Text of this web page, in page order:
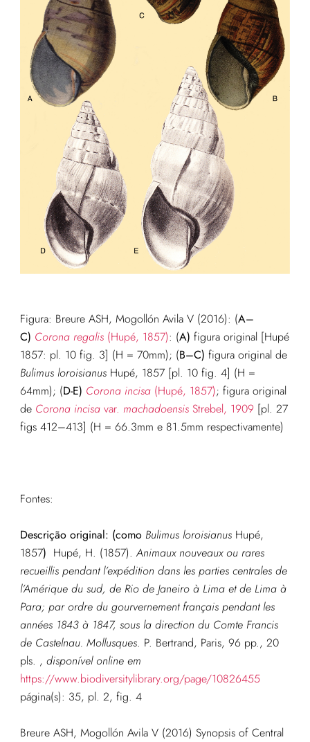
Figura: Breure ASH, Mogollón Avila V (2016): (A–
C) Corona regalis(Hupé, 1857): (A) figura original [Hupé
1857: pl. 10 fig. 3] (H = 70mm); (B–C) figura original de
Bulimus loroisianusHupé, 1857 [pl. 10 fig. 4] (H =
64mm); (D-E) Corona incisa(Hupé, 1857); figura original
de Corona incisavar. machadoensisStrebel, 1909[pl. 27
figs 412–413] (H = 66.3mm e 81.5mm respectivamente)
Fontes:
Descrição original: (como Bulimus loroisianusHupé,
1857) Hupé, H. (1857). Animaux nouveaux ou rares
recueillis pendant l’expédition dans les parties centrales de
l’Amérique du sud, de Rio de Janeiro à Lima et de Lima à
Para; par ordre du gourvernement français pendant les
années 1843 à 1847, sous la direction du Comte Francis
de Castelnau. Mollusques. P. Bertrand, Paris, 96 pp., 20
pls. , disponível online em
https://www.biodiversitylibrary.org/page/10826455
página(s): 35, pl. 2, fig. 4
Breure ASH, Mogollón Avila V (2016) Synopsis of Central